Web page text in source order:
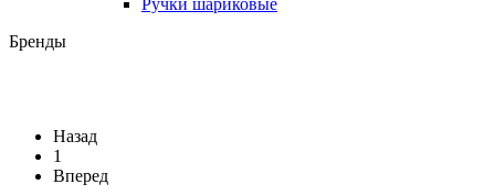
Бренды
Назад
1
Вперед